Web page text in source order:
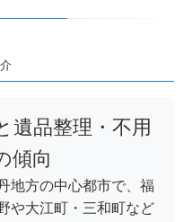
遺品整理・不用
傾向
地方の中心都市で、福
や大江町・三和町など